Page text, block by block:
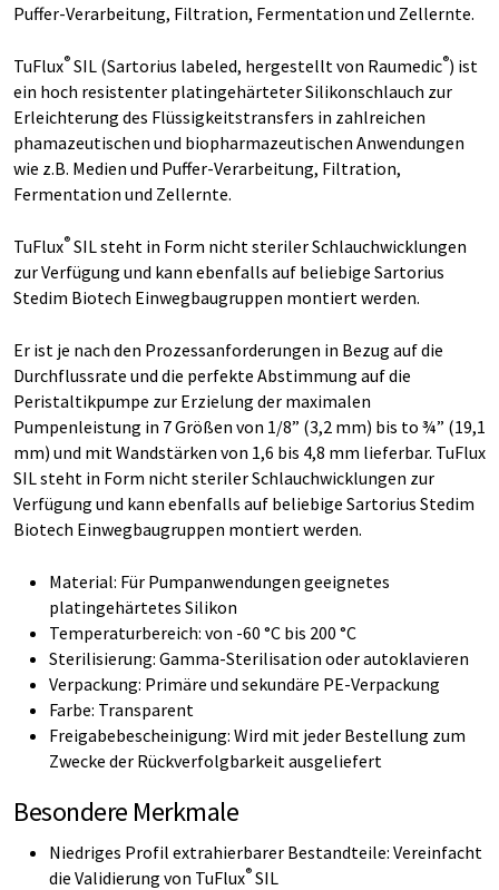
Puffer-Verarbeitung, Filtration, Fermentation und Zellernte.
TuFlux® SIL (Sartorius labeled, hergestellt von Raumedic®) ist
ein hoch resistenter platingehärteter Silikonschlauch zur
Erleichterung des Flüssigkeitstransfers in zahlreichen
phamazeutischen und biopharmazeutischen Anwendungen
wie z.B. Medien und Puffer-Verarbeitung, Filtration,
Fermentation und Zellernte.
TuFlux® SIL steht in Form nicht steriler Schlauchwicklungen
zur Verfügung und kann ebenfalls auf beliebige Sartorius
Stedim Biotech Einwegbaugruppen montiert werden.
Er ist je nach den Prozessanforderungen in Bezug auf die
Durchflussrate und die perfekte Abstimmung auf die
Peristaltikpumpe zur Erzielung der maximalen
Pumpenleistung in 7 Größen von 1/8” (3,2 mm) bis to ¾” (19,1
mm) und mit Wandstärken von 1,6 bis 4,8 mm lieferbar. TuFlux
SIL steht in Form nicht steriler Schlauchwicklungen zur
Verfügung und kann ebenfalls auf beliebige Sartorius Stedim
Biotech Einwegbaugruppen montiert werden.
Material: Für Pumpanwendungen geeignetes
platingehärtetes Silikon
Temperaturbereich: von -60 °C bis 200 °C
Sterilisierung: Gamma-Sterilisation oder autoklavieren
Verpackung: Primäre und sekundäre PE-Verpackung
Farbe: Transparent
Freigabebescheinigung: Wird mit jeder Bestellung zum
Zwecke der Rückverfolgbarkeit ausgeliefert
Besondere Merkmale
Niedriges Profil extrahierbarer Bestandteile: Vereinfacht
die Validierung von TuFlux® SIL